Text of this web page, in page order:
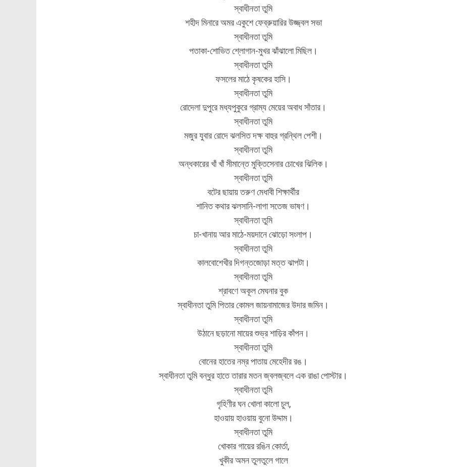
স্বাধীনতা তুমি
শহীদ মিনারে অমর একুশে ফেব্রুয়ারির উজ্জ্বল সভা
স্বাধীনতা তুমি
পতাকা-শোভিত শ্লোগান-মুখর ঝাঁঝালো মিছিল।
স্বাধীনতা তুমি
ফসলের মাঠে কৃষকের হাসি।
স্বাধীনতা তুমি
রোদেলা দুপুরে মধ্যপুকুরে গ্রাম্য মেয়ের অবাধ সাঁতার।
স্বাধীনতা তুমি
মজুর যুবার রোদে ঝলসিত দক্ষ বাহুর গ্রন্থিল পেশী।
স্বাধীনতা তুমি
অন্ধকারের খাঁ খাঁ সীমান্তে মুক্তিসেনার চোখের ঝিলিক।
স্বাধীনতা তুমি
বটের ছায়ায় তরুণ মেধাবী শিক্ষার্থীর
শানিত কথার ঝলসানি-লাগা সতেজ ভাষণ।
স্বাধীনতা তুমি
চা-খানায় আর মাঠে-ময়দানে ঝোড়ো সংলাপ।
স্বাধীনতা তুমি
কালবোশেখীর দিগন্তজোড়া মত্ত ঝাপটা।
স্বাধীনতা তুমি
শ্রাবণে অকূল মেঘনার বুক
স্বাধীনতা তুমি পিতার কোমল জায়নামাজের উদার জমিন।
স্বাধীনতা তুমি
উঠানে ছড়ানো মায়ের শুভ্র শাড়ির কাঁপন।
স্বাধীনতা তুমি
বোনের হাতের নম্র পাতায় মেহেদীর রঙ।
স্বাধীনতা তুমি বন্ধুর হাতে তারার মতন জ্বলজ্বলে এক রাঙা পোস্টার।
স্বাধীনতা তুমি
গৃহিণীর ঘন খোলা কালো চুল,
হাওয়ায় হাওয়ায় বুনো উদ্দাম।
স্বাধীনতা তুমি
খোকার গায়ের রঙিন কোর্তা,
খুকীর অমন তুলতুলে গালে